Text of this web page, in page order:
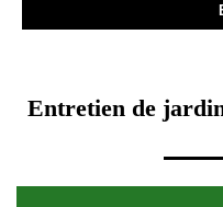
Entretien de